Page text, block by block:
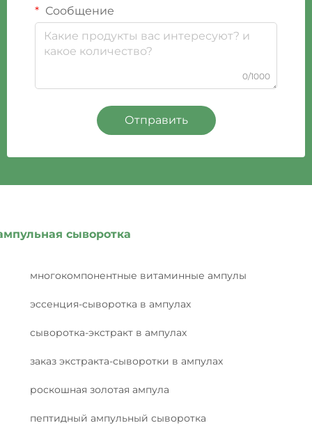
Сообщение
0/1000
Отправить
сыворотка
многокомпонентные витаминные ампулы
эссенция-сыворотка в ампулах
сыворотка-экстракт в ампулах
заказ экстракта-сыворотки в ампулах
роскошная золотая ампула
пептидный ампульный сыворотка